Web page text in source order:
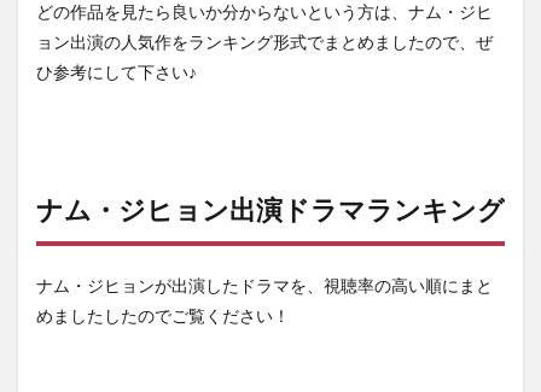
どの作品を見たら良いか分からないという方は、ナム・ジヒ
ョン出演の人気作をランキング形式でまとめましたので、ぜ
ひ参考にして下さい♪
ナム・ジヒョン出演ドラマランキング
ナム・ジヒョンが出演したドラマを、視聴率の高い順にまと
めましたしたのでご覧ください！